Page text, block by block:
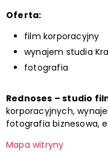
Oferta:
film korporacyjny
wynajem studia
fotografia
Rednoses – studio
korporacyjnych,
fotografia biznesowa,
Mapa witryny